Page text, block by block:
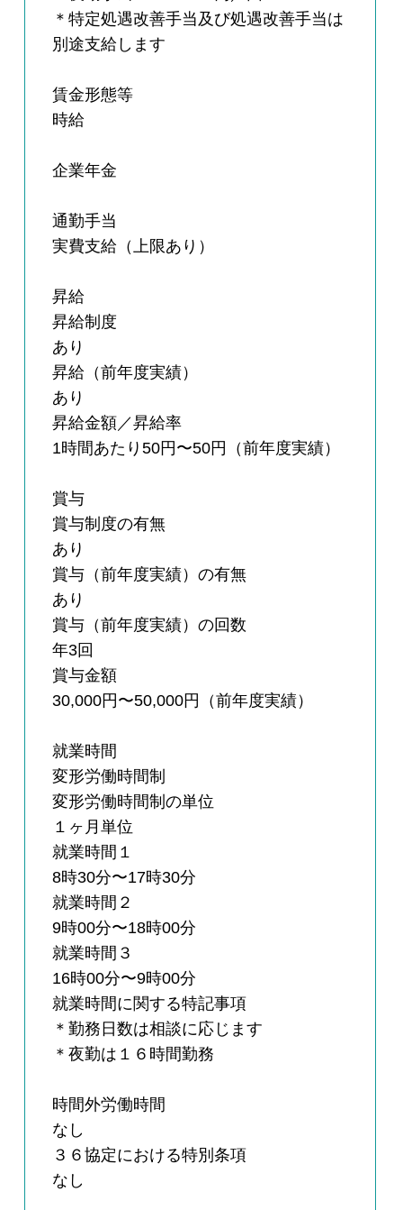
＊特定処遇改善手当及び処遇改善手当は
別途支給します
賃金形態等
時給
企業年金
通勤手当
実費支給（上限あり）
昇給
昇給制度
あり
昇給（前年度実績）
あり
昇給金額／昇給率
1時間あたり50円〜50円（前年度実績）
賞与
賞与制度の有無
あり
賞与（前年度実績）の有無
あり
賞与（前年度実績）の回数
年3回
賞与金額
30,000円〜50,000円（前年度実績）
就業時間
変形労働時間制
変形労働時間制の単位
１ヶ月単位
就業時間１
8時30分〜17時30分
就業時間２
9時00分〜18時00分
就業時間３
16時00分〜9時00分
就業時間に関する特記事項
＊勤務日数は相談に応じます
＊夜勤は１６時間勤務
時間外労働時間
なし
３６協定における特別条項
なし